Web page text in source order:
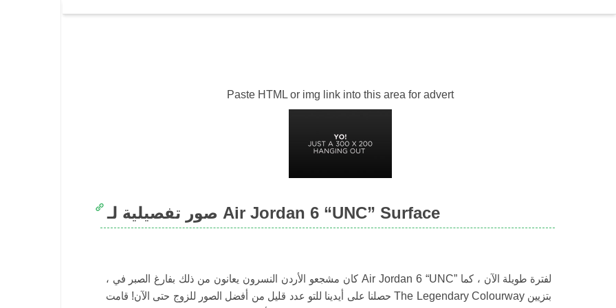
Paste HTML or img link into this area for advert
صور تفصيلية لـ Air Jordan 6 “UNC” Surface
، كان مشجعو الأردن النسرون يعانون من ذلك بفارغ الصبر في Air Jordan 6 “UNC” لفترة طويلة الآن ، كما
حصلنا على أيدينا للتو عدد قليل من أفضل الصور للزوج حتى الآن! قامت The Legendary Colourway بتزيين